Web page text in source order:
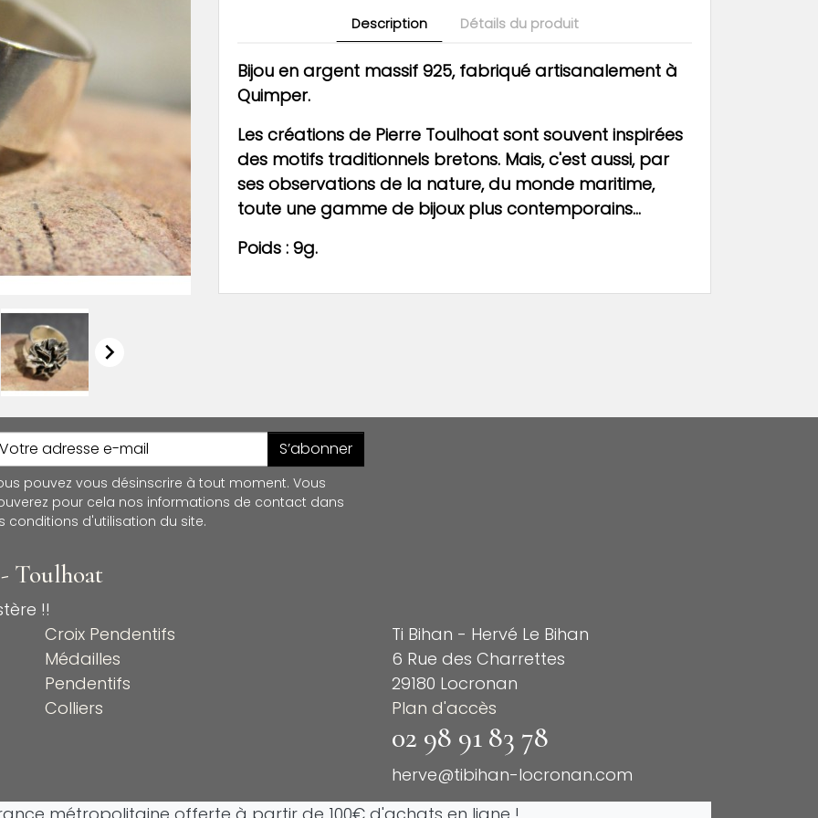

Description Détails du produit
Bijou en argent massif 925, fabriqué artisanalement à
Quimper.
Les créations de Pierre Toulhoat sont souvent inspirées
des motifs traditionnels bretons. Mais, c'est aussi, par
ses observations de la nature, du monde maritime,
toute une gamme de bijoux plus contemporains...
Poids : 9g.
S’abonner
pouvez vous désinscrire à tout moment. Vous
pour cela nos informations de contact dans
conditions d'utilisation du site.
Toulhoat
!!
Croix Pendentifs
Médailles
Pendentifs
Colliers
Ti Bihan - Hervé Le Bihan
6 Rue des Charrettes
29180 Locronan
Plan d'accès
02 98 91 83 78
herve@tibihan-locronan.com